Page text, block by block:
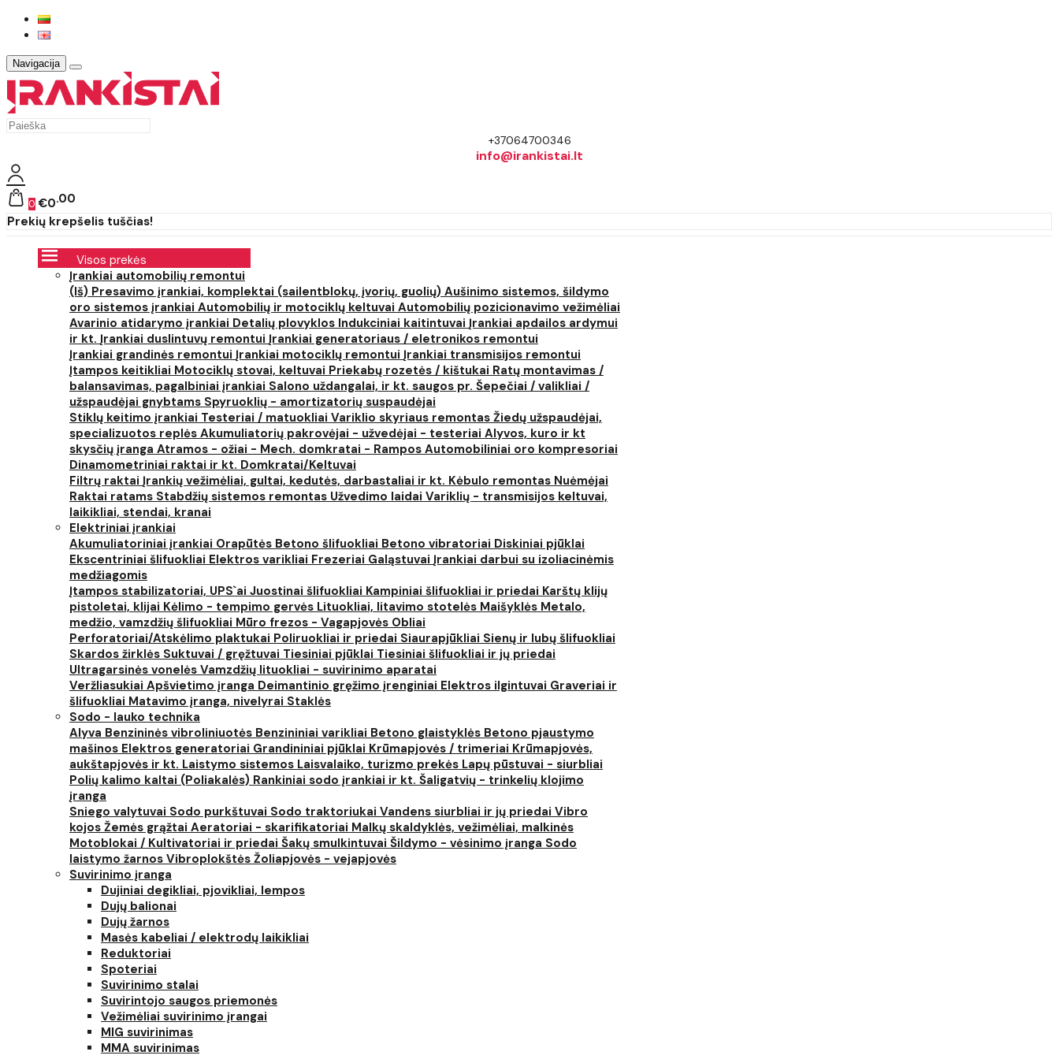
Navigacija
+37064700346
info@irankistai.lt
0 €0 00
Prekių krepšelis tuščias!
Visos prekės
Įrankiai automobilių remontui
(Iš) Presavimo įrankiai, komplektai (sailentblokų, įvorių, guolių) Aušinimo sistemos, šildymo
oro sistemos įrankiai Automobilių ir motociklų keltuvai Automobilių pozicionavimo vežimėliai
Avarinio atidarymo įrankiai Detalių plovyklos Indukciniai kaitintuvai Įrankiai apdailos ardymui
ir kt. Įrankiai duslintuvų remontui Įrankiai generatoriaus / eletronikos remontui
Įrankiai grandinės remontui Įrankiai motociklų remontui Įrankiai transmisijos remontui
Įtampos keitikliai Motociklų stovai, keltuvai Priekabų rozetės / kištukai Ratų montavimas /
balansavimas, pagalbiniai įrankiai Salono uždangalai, ir kt. saugos pr. Šepečiai / valikliai /
užspaudėjai gnybtams Spyruoklių - amortizatorių suspaudėjai
Stiklų keitimo įrankiai Testeriai / matuokliai Variklio skyriaus remontas Žiedų užspaudėjai,
specializuotos replės Akumuliatorių pakrovėjai - užvedėjai - testeriai Alyvos, kuro ir kt
skysčių įranga Atramos - ožiai - Mech. domkratai - Rampos Automobiliniai oro kompresoriai
Dinamometriniai raktai ir kt. Domkratai/Keltuvai
Filtrų raktai Įrankių vežimėliai, gultai, kedutės, darbastaliai ir kt. Kėbulo remontas Nuėmėjai
Raktai ratams Stabdžių sistemos remontas Užvedimo laidai Variklių - transmisijos keltuvai,
laikikliai, stendai, kranai
Elektriniai įrankiai
Akumuliatoriniai įrankiai Orapūtės Betono šlifuokliai Betono vibratoriai Diskiniai pjūklai
Ekscentriniai šlifuokliai Elektros varikliai Frezeriai Galąstuvai Įrankiai darbui su izoliacinėmis
medžiagomis
Įtampos stabilizatoriai, UPS`ai Juostinai šlifuokliai Kampiniai šlifuokliai ir priedai Karštų klijų
pistoletai, klijai Kėlimo - tempimo gervės Lituokliai, litavimo stotelės Maišyklės Metalo,
medžio, vamzdžių šlifuokliai Mūro frezos - Vagapjovės Obliai
Perforatoriai/Atskėlimo plaktukai Poliruokliai ir priedai Siaurapjūkliai Sienų ir lubų šlifuokliai
Skardos žirklės Suktuvai / gręžtuvai Tiesiniai pjūklai Tiesiniai šlifuokliai ir jų priedai
Ultragarsinės vonelės Vamzdžių lituokliai - suvirinimo aparatai
Veržliasukiai Apšvietimo įranga Deimantinio gręžimo įrenginiai Elektros ilgintuvai Graveriai ir
šlifuokliai Matavimo įranga, nivelyrai Staklės
Sodo - lauko technika
Alyva Benzininės vibroliniuotės Benzininiai varikliai Betono glaistyklės Betono pjaustymo
mašinos Elektros generatoriai Grandininiai pjūklai Krūmapjovės / trimeriai Krūmapjovės,
aukštapjovės ir kt. Laistymo sistemos Laisvalaiko, turizmo prekės Lapų pūstuvai - siurbliai
Polių kalimo kaltai (Poliakalės) Rankiniai sodo įrankiai ir kt. Šaligatvių - trinkelių klojimo
įranga
Sniego valytuvai Sodo purkštuvai Sodo traktoriukai Vandens siurbliai ir jų priedai Vibro
kojos Žemės grąžtai Aeratoriai - skarifikatoriai Malkų skaldyklės, vežimėliai, malkinės
Motoblokai / Kultivatoriai ir priedai Šakų smulkintuvai Šildymo - vėsinimo įranga Sodo
laistymo žarnos Vibroplokštės Žoliapjovės - vejapjovės
Suvirinimo įranga
Dujiniai degikliai, pjovikliai, lempos
Dujų balionai
Dujų žarnos
Masės kabeliai / elektrodų laikikliai
Reduktoriai
Spoteriai
Suvirinimo stalai
Suvirintojo saugos priemonės
Vežimėliai suvirinimo įrangai
MIG suvirinimas
MMA suvirinimas